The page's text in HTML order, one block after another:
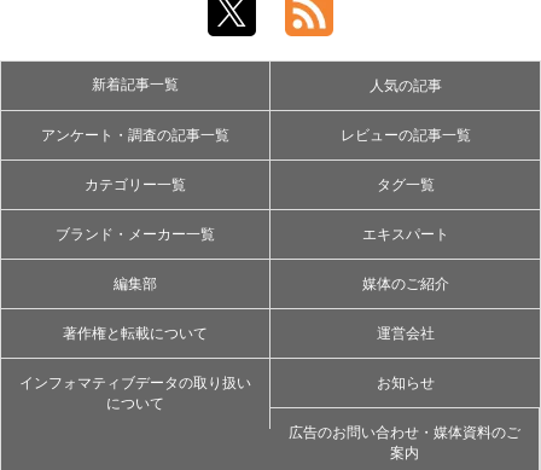
新着記事一覧 人気の記事
アンケート・調査の記事一覧 レビューの記事一覧
カテゴリー一覧 タグ一覧
ブランド・メーカー一覧 エキスパート
編集部 媒体のご紹介
著作権と転載について 運営会社
インフォマティブデータの取り扱い
について
お知らせ
広告のお問い合わせ・媒体資料のご
案内